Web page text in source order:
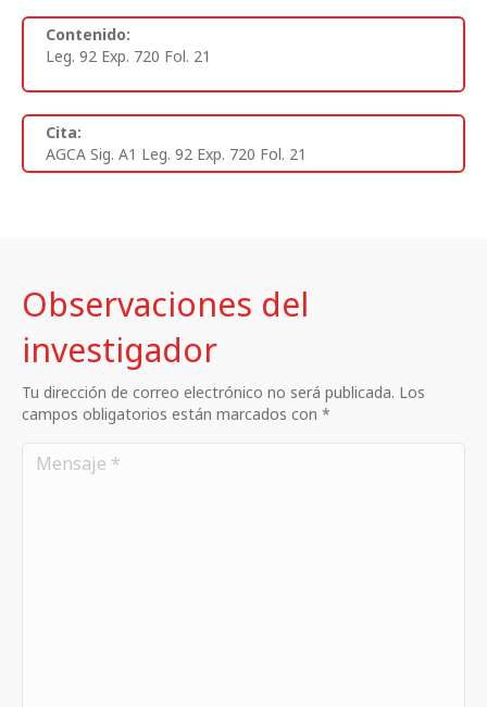
Contenido:
Leg. 92 Exp. 720 Fol. 21
Cita:
AGCA Sig. A1 Leg. 92 Exp. 720 Fol. 21
Observaciones del
investigador
Tu dirección de correo electrónico no será publicada. Los
campos obligatorios están marcados con *